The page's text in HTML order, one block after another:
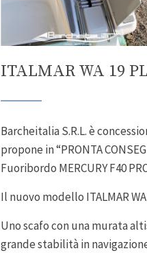
ITALMAR WA 19
Barcheitalia S.R.L. è
propone in “PRONTA
Fuoribordo MERCURY F40
Il nuovo modello ITALMAR
Uno scafo con una murata
grande stabilità in